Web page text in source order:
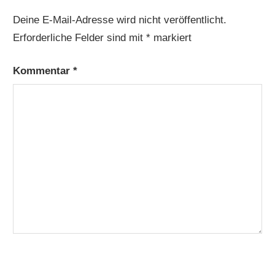
Deine E-Mail-Adresse wird nicht veröffentlicht.
Erforderliche Felder sind mit* markiert
Kommentar*